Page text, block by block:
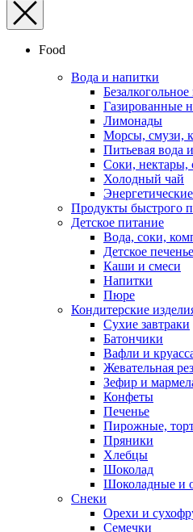
Food
Вода и напитки
Газированные
Лимонады
Морсы, смузи,
Питьевая вода
Соки, нектары,
Холодный чай
Продукты быстрого
Детское питание
Вода, соки,
Детское
Каши и смеси
Напитки
Пюре
Кондитерские
Cухие завтраки
Батончики
Вафли и
Жевательная
Зефир и
Конфеты
Печенье
Пирожные,
Пряники
Хлебцы
Шоколад
Шоколадные и
Снеки
Орехи и
Семечки